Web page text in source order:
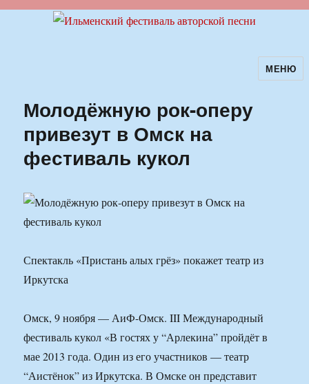
Ильменский фестиваль авторскойМЕНЮ
Молодёжную рок-оперу
привезут в Омск на
фестиваль кукол
Спектакль «Пристань алых грёз» покажет театр из
Иркутска
Омск, 9 ноября — АиФ-Омск. III Международный
фестиваль кукол «В гостях у “Арлекина” пройдёт в
мае 2013 года. Один из его участников — театр
“Аистёнок” из Иркутска. В Омске он представит